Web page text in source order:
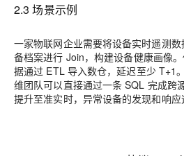
2.3 场景示例
一家物联网企业需要将设备实时遥测
备档案进行 Join，构建设备健康画像
据通过 ETL 导入数仓，延迟至少 T+1
维团队可以直接通过一条 SQL 完成跨
提升至准实时，异常设备的发现和响应